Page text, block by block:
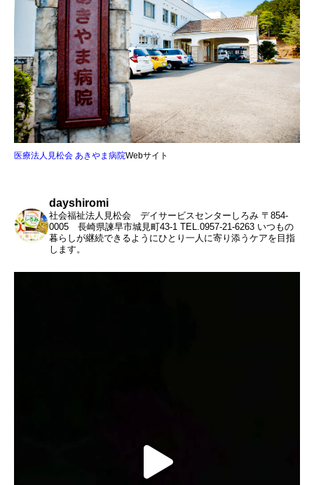
医療法人見松会 あきやま病院Webサイト
dayshiromi
社会福祉法人見松会 デイサービスセンターしろみ 〒854-
0005 長崎県諫早市城見町43-1 TEL.0957-21-6263 いつもの
暮らしが継続できるようにひとり一人に寄り添うケアを目指
します。